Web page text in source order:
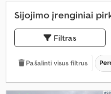
Sijojimo įrenginiai
Filtras
Pašalinti visus filtrus